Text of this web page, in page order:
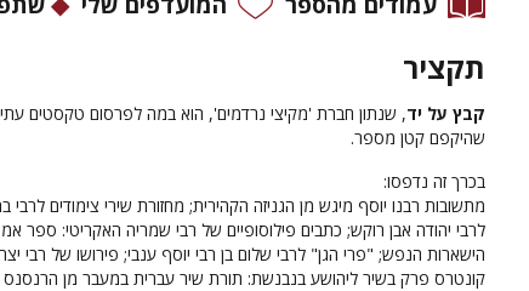
תקציר
קבץ על יד, שנתון חברת 'מקיצי נרדמים', הוא במה לפרסום טקסטים
שהיקפם קטן מספר.
בכרך זה נדפסו:
מתשובות רבנו יוסף מיגש מן הגניזה הקהירית; מחזורת שירי צימודים
לרבי יהודה אבן רוקש; כתבים פילוסופיים של רבי שמריה האקריטי: ספר
הישארות הנפש; "פרי הגן" לרבי שלום בן רבי יוסף ענבי; פירושו של רבי
קונטרס פרק בשיר ליהושע בנבנשת: תורת שיר עברית במעבר מן הרנסנס